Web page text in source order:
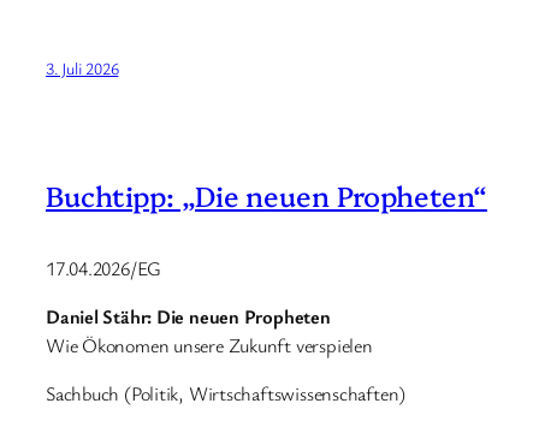
3. Juli 2026
Buchtipp: „Die neuen Propheten“
17.04.2026/EG
Daniel Stähr: Die neuen Propheten
Wie Ökonomen unsere Zukunft verspielen
Sachbuch (Politik, Wirtschaftswissenschaften)